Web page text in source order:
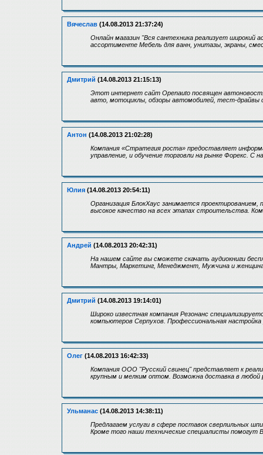
Вячеслав (14.08.2013 21:37:24)
Онлайн магазин "Вся сантехника реализует широкий
ассортименте Мебель для ванн, унитазы, экраны,
Дмитрий (14.08.2013 21:15:13)
Этот интернет сайт Openauto посвящен
авто, мотоциклы, обзоры автомобилей, тест-драйвы
Антон (14.08.2013 21:02:28)
Компания «Стратегия роста» предоставляет
управление, и обучение торговли на рынке Форекс.
Юлия (14.08.2013 20:54:11)
Организация БлокХаус занимается
высокое качество на всех этапах строительства.
Андрей (14.08.2013 20:42:31)
На нашем сайте вы сможете скачать аудиокниги
Мантры, Маркетинг, Менеджмент, Мужчина и женщина
Дмитрий (14.08.2013 19:14:01)
Широко известная компания Резонанс
компьютеров Серпухов. Профессиональная
Олег (14.08.2013 16:42:33)
Компания ООО "Русский свинец" представляет к
крупным и мелким оптом. Возможна доставка в любой
Ульманас (14.08.2013 14:38:11)
Предлагаем услуги в сфере поставок сверлильных
Кроме того наши технические специалисты помогут